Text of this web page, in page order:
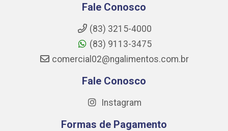
Fale Conosco
(83) 3215-4000
(83) 9113-3475
comercial02@ngalimentos.com.br
Fale Conosco
Instagram
Formas de Pagamento